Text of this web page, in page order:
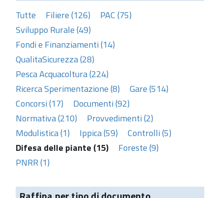
Tutte Filiere (126)
PAC (75)
Sviluppo Rurale (49)
Fondi e Finanziamenti (14)
QualitaSicurezza (28)
Pesca Acquacoltura (224)
Ricerca Sperimentazione (8)
Gare (514)
Concorsi (17)
Documenti (92)
Normativa (210)
Provvedimenti (2)
Modulistica (1)
Ippica (59)
Controlli (5)
Difesa delle piante (15)
Foreste (9)
PNRR (1)